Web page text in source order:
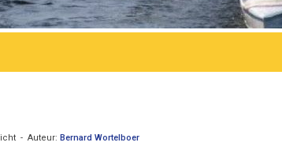
- Auteur: Bernard Wortelboer